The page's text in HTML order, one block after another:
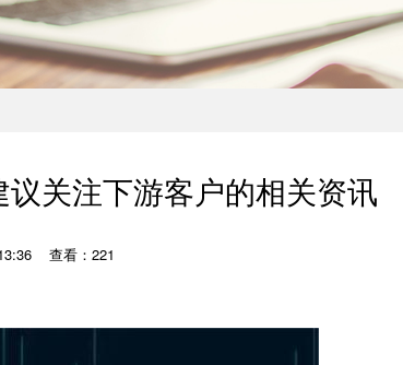
关注下游客户的相关资讯
查看：221